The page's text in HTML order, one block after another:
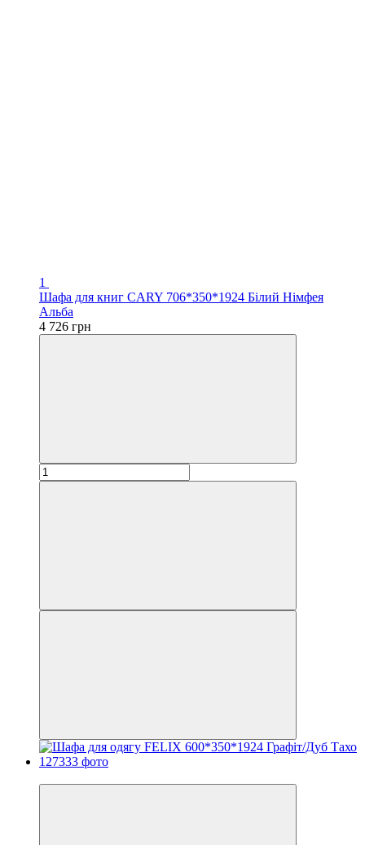
1
Шафа для книг CARY 706*350*1924 Білий Німфея
Альба
4 726 грн